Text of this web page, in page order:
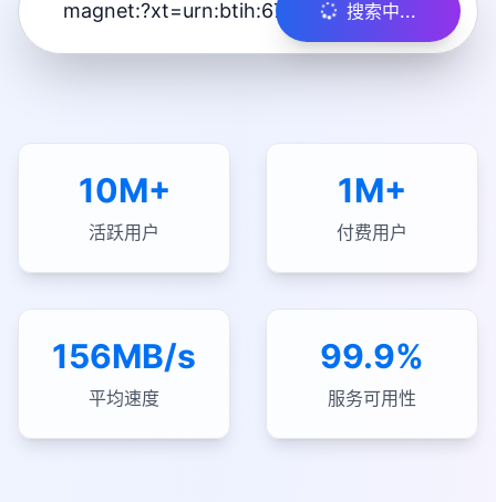
搜索中...
10M+
活跃用户
1M+
付费用户
156MB/s
平均速度
99.9%
服务可用性